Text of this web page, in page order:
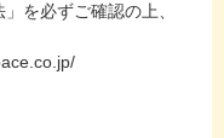
を必ずご確認の上、